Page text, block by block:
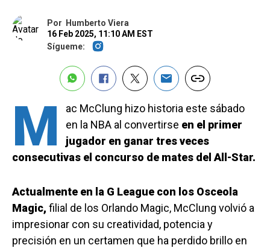
Por
Humberto Viera
16 Feb 2025, 11:10 AM EST
Sígueme:
M
ac McClung hizo historia este sábado
en la NBA al convertirse en el primer
jugador en ganar tres veces
consecutivas el concurso de mates del All-Star.
Actualmente en la G League con los Osceola
Magic, filial de los Orlando Magic, McClung volvió a
impresionar con su creatividad, potencia y
precisión en un certamen que ha perdido brillo en